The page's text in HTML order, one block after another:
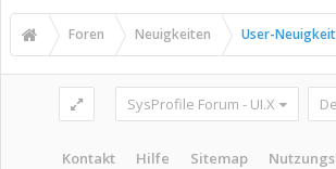
Foren Neuigkeiten User-
SysProfile Forum - UI.X
Kontakt Hilfe Sitemap